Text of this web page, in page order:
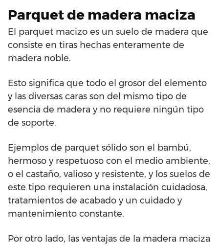
Parquet de madera maciza
El parquet macizo es un suelo de madera que
consiste en tiras hechas enteramente de
madera noble.
Esto significa que todo el grosor del elemento
y las diversas caras son del mismo tipo de
esencia de madera y no requiere ningún tipo
de soporte.
Ejemplos de parquet sólido son el bambú,
hermoso y respetuoso con el medio ambiente,
o el castaño, valioso y resistente, y los suelos de
este tipo requieren una instalación cuidadosa,
tratamientos de acabado y un cuidado y
mantenimiento constante.
Por otro lado, las ventajas de la madera maciza